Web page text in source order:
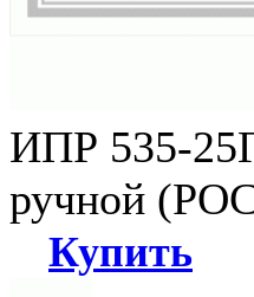
ИПР 535-
ручной
Купить